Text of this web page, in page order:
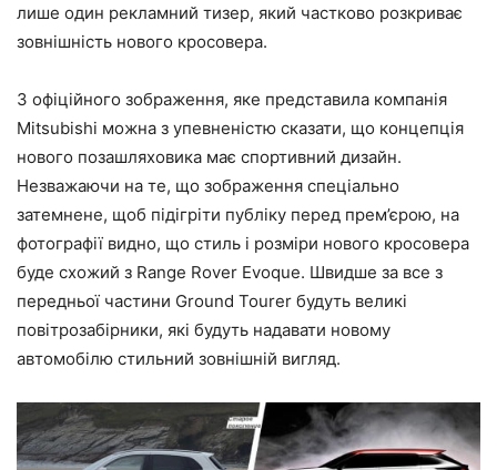
лише один рекламний тизер, який частково розкриває
зовнішність нового кросовера.
З офіційного зображення, яке представила компанія
Mitsubishi можна з упевненістю сказати, що концепція
нового позашляховика має спортивний дизайн.
Незважаючи на те, що зображення спеціально
затемнене, щоб підігріти публіку перед прем’єрою, на
фотографії видно, що стиль і розміри нового кросовера
буде схожий з Range Rover Evoque. Швидше за все з
передньої частини Ground Tourer будуть великі
повітрозабірники, які будуть надавати новому
автомобілю стильний зовнішній вигляд.